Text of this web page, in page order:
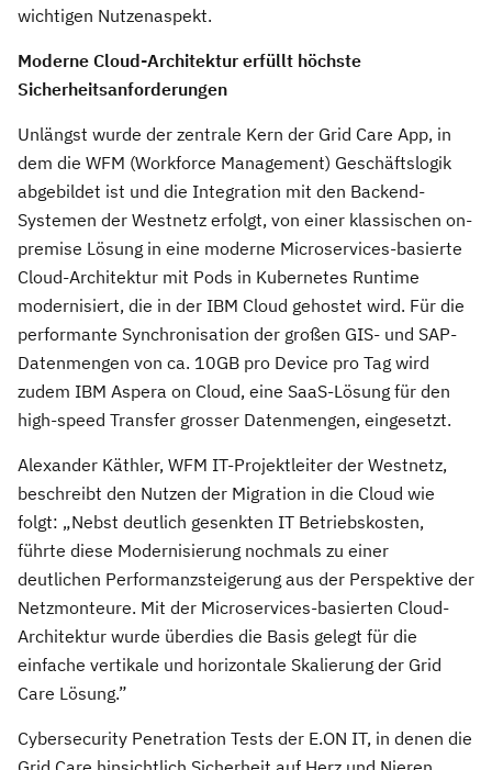
wichtigen Nutzenaspekt.
Moderne Cloud-Architektur erfüllt höchste
Sicherheitsanforderungen
Unlängst wurde der zentrale Kern der Grid Care App, in
dem die WFM (Workforce Management) Geschäftslogik
abgebildet ist und die Integration mit den Backend-
Systemen der Westnetz erfolgt, von einer klassischen on-
premise Lösung in eine moderne Microservices-basierte
Cloud-Architektur mit Pods in Kubernetes Runtime
modernisiert, die in der IBM Cloud gehostet wird. Für die
performante Synchronisation der großen GIS- und SAP-
Datenmengen von ca. 10GB pro Device pro Tag wird
zudem IBM Aspera on Cloud, eine SaaS-Lösung für den
high-speed Transfer grosser Datenmengen, eingesetzt.
Alexander Käthler, WFM IT-Projektleiter der Westnetz,
beschreibt den Nutzen der Migration in die Cloud wie
folgt: „Nebst deutlich gesenkten IT Betriebskosten,
führte diese Modernisierung nochmals zu einer
deutlichen Performanzsteigerung aus der Perspektive der
Netzmonteure. Mit der Microservices-basierten Cloud-
Architektur wurde überdies die Basis gelegt für die
einfache vertikale und horizontale Skalierung der Grid
Care Lösung.”
Cybersecurity Penetration Tests der E.ON IT, in denen die